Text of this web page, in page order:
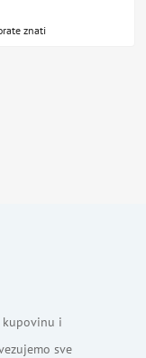
znati
kupovinu i
sve